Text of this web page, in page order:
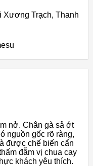
Xương Trạch, Thanh
nở. Chân gà sả ớt
nguồn gốc rõ ràng,
được chế biến cẩn
đẫm vị chua cay
khách yêu thích.